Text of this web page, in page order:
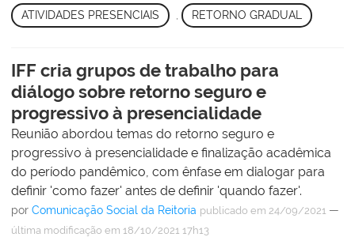
ATIVIDADES PRESENCIAIS , RETORNO GRADUAL
IFF cria grupos de trabalho para
diálogo sobre retorno seguro e
progressivo à presencialidade
Reunião abordou temas do retorno seguro e
progressivo à presencialidade e finalização acadêmica
do período pandêmico, com ênfase em dialogar para
definir 'como fazer' antes de definir 'quando fazer'.
por Comunicação Social da Reitoria publicado em 24/09/2021 —
última modificação em 18/10/2021 17h13